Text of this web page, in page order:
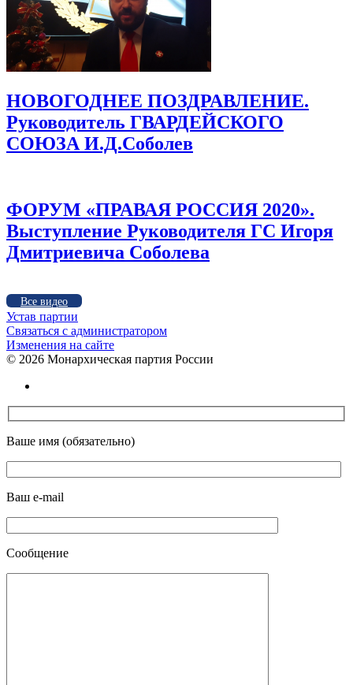
НОВОГОДНЕЕ ПОЗДРАВЛЕНИЕ.
Руководитель ГВАРДЕЙСКОГО
СОЮЗА И.Д.Соболев
ФОРУМ «ПРАВАЯ РОССИЯ 2020».
Выступление Руководителя ГС Игоря
Дмитриевича Соболева
Все видео
Устав партии
Связаться с администратором
Изменения на сайте
© 2026 Монархическая партия России
Ваше имя (обязательно)
Ваш e-mail
Сообщение